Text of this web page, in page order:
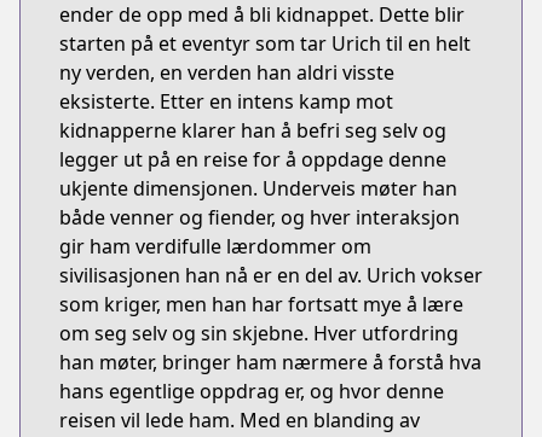
ender de opp med å bli kidnappet. Dette blir
starten på et eventyr som tar Urich til en helt
ny verden, en verden han aldri visste
eksisterte. Etter en intens kamp mot
kidnapperne klarer han å befri seg selv og
legger ut på en reise for å oppdage denne
ukjente dimensjonen. Underveis møter han
både venner og fiender, og hver interaksjon
gir ham verdifulle lærdommer om
sivilisasjonen han nå er en del av. Urich vokser
som kriger, men han har fortsatt mye å lære
om seg selv og sin skjebne. Hver utfordring
han møter, bringer ham nærmere å forstå hva
hans egentlige oppdrag er, og hvor denne
reisen vil lede ham. Med en blanding av